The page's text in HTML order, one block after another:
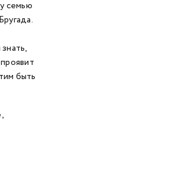
семью
быть